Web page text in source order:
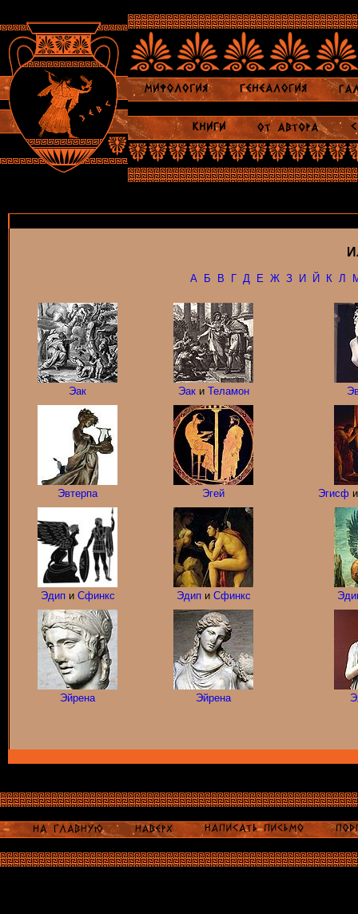
А Б В Г Д Е Ж З И Й К Л
Эак Эаки Теламон
Эвтерпа Эгей Эгисф
Эдипи Сфинкс Эдипи Сфинкс
Эйрена Эйрена